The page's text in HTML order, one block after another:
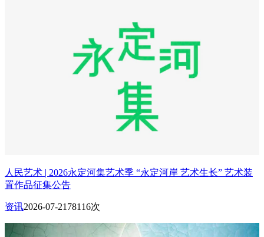
人民艺术 | 2026永定河集艺术季 “永定河岸 艺术生长” 艺术装
置作品征集公告
资讯2026-07-21 78116次